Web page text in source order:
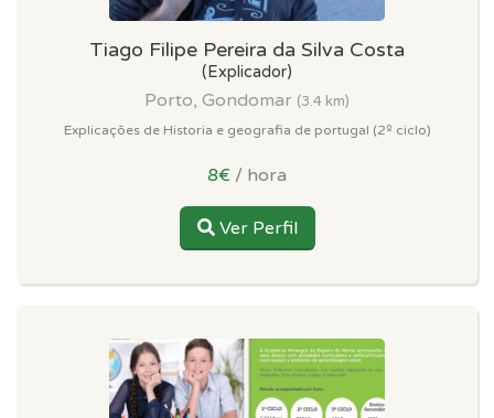
Tiago Filipe Pereira da Silva Costa
(Explicador)
Porto, Gondomar (3.4 km)
Explicações de Historia e geografia de portugal (2º ciclo)
8€ / hora
Ver Perfil